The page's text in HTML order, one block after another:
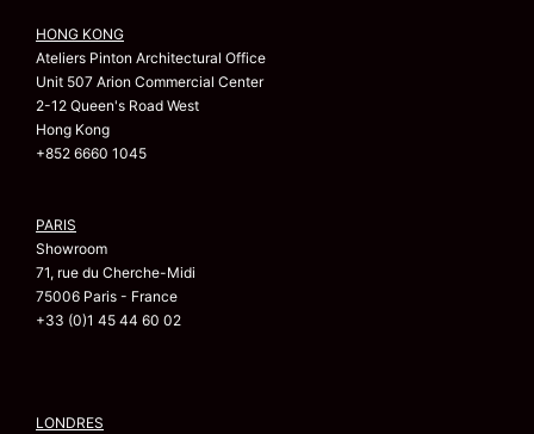
HONG KONG
Ateliers Pinton Architectural Office
Unit 507 Arion Commercial Center
2-12 Queen's Road West
Hong Kong
+852 6660 1045
PARIS
Showroom
71, rue du Cherche-Midi
75006 Paris - France
+33 (0)1 45 44 60 02
LONDRES